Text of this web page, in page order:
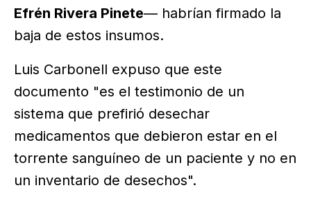
Efrén Rivera Pinete— habrían firmado la
baja de estos insumos.
Luis Carbonell expuso que este
documento "es el testimonio de un
sistema que prefirió desechar
medicamentos que debieron estar en el
torrente sanguíneo de un paciente y no en
un inventario de desechos".